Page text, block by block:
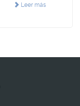
Leer más